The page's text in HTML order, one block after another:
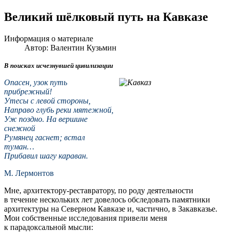
Великий шёлковый путь на Кавказе
Информация о материале
Автор: Валентин Кузьмин
В поисках исчезнувшей цивилизации
Опасен, узок путь
прибрежный!
Утесы с левой стороны,
Направо глубь реки мятежной,
Уж поздно. На вершине
снежной
Румянец гаснет; встал
туман…
Прибавил шагу караван.
М. Лермонтов
Мне, архитектору-реставратору, по роду деятельности
в течение нескольких лет довелось обследовать памятники
архитектуры на Северном Кавказе и, частично, в Закавказье.
Мои собственные исследования привели меня
к парадоксальной мысли: